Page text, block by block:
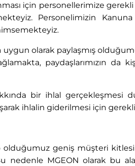
için personellerimize
Personelimizin
olarak paylaşmış
paydaşlarımızın da
bir ihlal gerçekleşmesi
ihlalin giderilmesi için gerekli
geniş müşteri
MGEON olarak bu